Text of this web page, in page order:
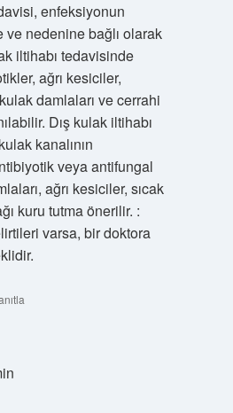
enfeksiyonun
nedenine bağlı olarak
iltihabı tedavisinde
ağrı kesiciler,
damlaları ve cerrahi
Dış kulak iltihabı
kanalının
veya antifungal
ağrı kesiciler, sıcak
kuru tutma önerilir. :
varsa, bir doktora